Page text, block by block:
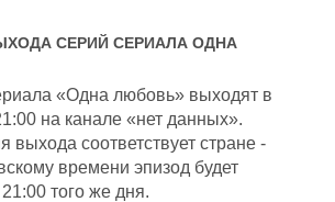
СЕРИЙ СЕРИАЛА ОДНА
«Одна любовь» выходят в
на канале «нет данных».
выхода соответствует стране -
времени эпизод будет
того же дня.